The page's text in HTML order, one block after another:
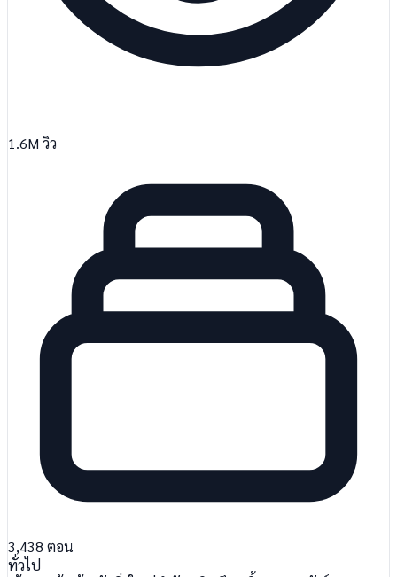
1.6M วิว
3,438 ตอน
ทั่วไป